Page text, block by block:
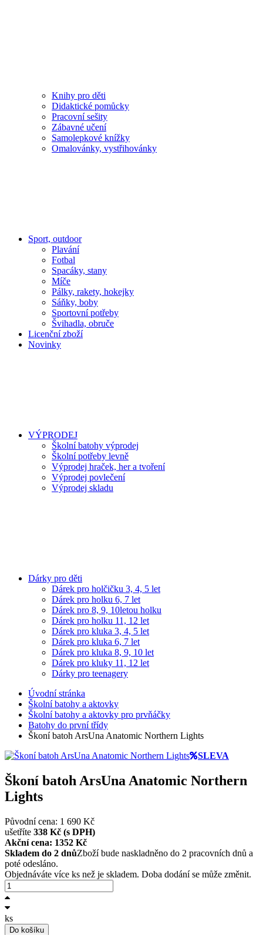
Knihy pro děti
Didaktické pomůcky
Pracovní sešity
Zábavné učení
Samolepkové knížky
Omalovánky, vystřihovánky
Sport, outdoor
Plavání
Fotbal
Spacáky, stany
Míče
Pálky, rakety, hokejky
Sáňky, boby
Sportovní potřeby
Švihadla, obruče
Licenční zboží
Novinky
VÝPRODEJ
Školní batohy výprodej
Školní potřeby levně
Výprodej hraček, her a tvoření
Výprodej povlečení
Výprodej skladu
Dárky pro děti
Dárek pro holčičku 3, 4, 5 let
Dárek pro holku 6, 7 let
Dárek pro 8, 9, 10letou holku
Dárek pro holku 11, 12 let
Dárek pro kluka 3, 4, 5 let
Dárek pro kluka 6, 7 let
Dárek pro kluka 8, 9, 10 let
Dárek pro kluky 11, 12 let
Dárky pro teenagery
Úvodní stránka
Školní batohy a aktovky
Školní batohy a aktovky pro prvňáčky
Batohy do první třídy
Škoní batoh ArsUna Anatomic Northern Lights
SLEVA
Škoní batoh ArsUna Anatomic Northern
Lights
Původní cena: 1 690 Kč
ušetříte 338 Kč (s DPH)
Akční cena: 1352 Kč
Skladem do 2 dnůZboží bude naskladněno do 2 pracovních dnů a
poté odesláno.
Objednáváte více ks než je skladem. Doba dodání se může změnit.
ks
Do košíku